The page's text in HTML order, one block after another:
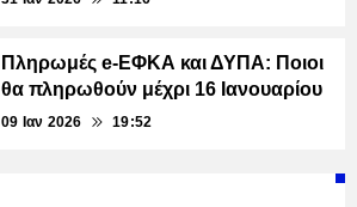
Πληρωμές e-ΕΦΚΑ και ΔΥΠΑ: Ποιοι
θα πληρωθούν μέχρι 16 Ιανουαρίου
09 Ιαν 2026 19:52